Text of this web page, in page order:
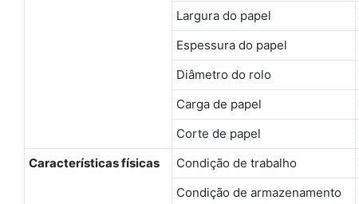
Largura do papel
Espessura do papel
Diâmetro do rolo
Carga de papel
Corte de papel
Características físicas
Condição de trabalho
Condição de armazenamento